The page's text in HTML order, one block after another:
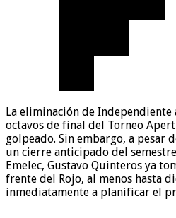
La eliminación de Independiente
octavos de final del Torneo
golpeado. Sin embargo, a pesar
un cierre anticipado del
Emelec, Gustavo Quinteros ya
frente del Rojo, al menos hasta
inmediatamente a planificar el